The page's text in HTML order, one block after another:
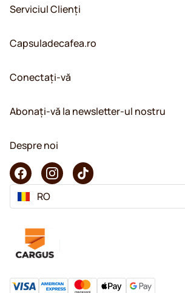
Serviciul Clienți
Capsuladecafea.ro
Conectați-vă
Abonați-vă la newsletter-ul nostru
Despre noi
RO